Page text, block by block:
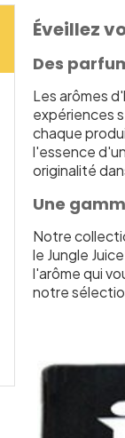
Éveillez
Des
Les arômes
expériences
chaque
l'essence
originalité
Une
Notre
le Jungle
l'arôme qui
notre